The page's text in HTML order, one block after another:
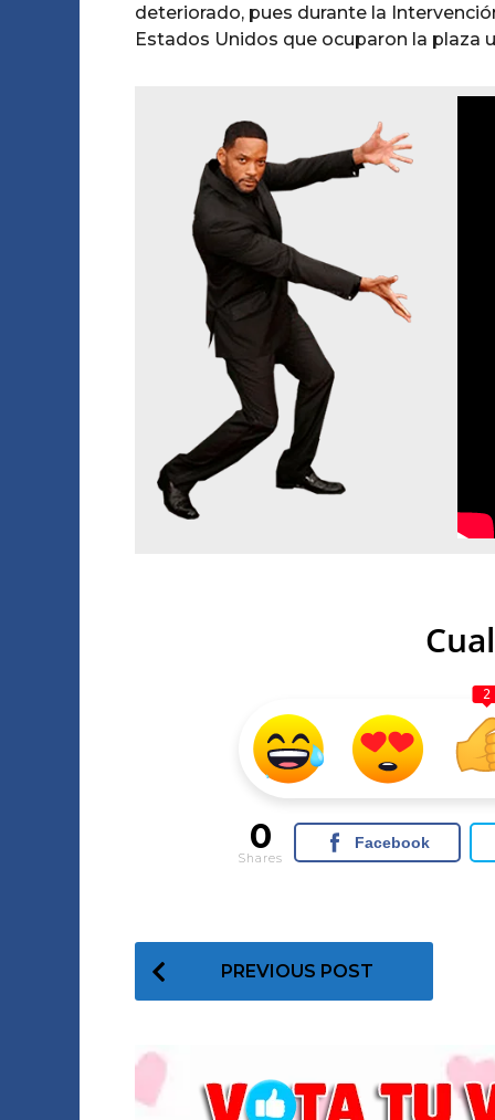
deteriorado, pues durante la
Estados Unidos que ocuparon la plaza
2
0
Shares
Facebook
P
o
t
P
PREVIOUS POST